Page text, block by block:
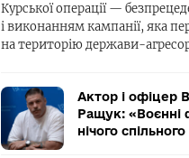
Курської операції —
і виконанням кампанії, яка
на територію держави-
Актор і офіцер
Ращук: «Воєнні
нічого